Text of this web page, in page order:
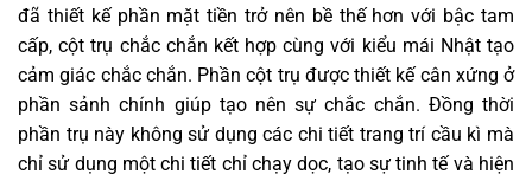
đã thiết kế phần mặt tiền trở nên bề thế hơn với bậc tam
cấp, cột trụ chắc chắn kết hợp cùng với kiểu mái Nhật tạo
cảm giác chắc chắn. Phần cột trụ được thiết kế cân xứng ở
phần sảnh chính giúp tạo nên sự chắc chắn. Đồng thời
phần trụ này không sử dụng các chi tiết trang trí cầu kì mà
chỉ sử dụng một chi tiết chỉ chạy dọc, tạo sự tinh tế và hiện